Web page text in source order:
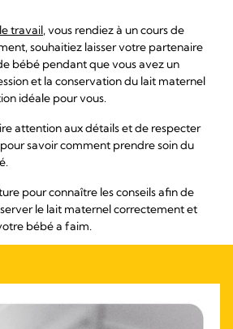
travail, vous rendiez à un cours de
souhaitiez laisser votre partenaire
bébé pendant que vous avez un
et la conservation du lait maternel
idéale pour vous.
attention aux détails et de respecter
savoir comment prendre soin du
pour connaître les conseils afin de
le lait maternel correctement et
bébé a faim.